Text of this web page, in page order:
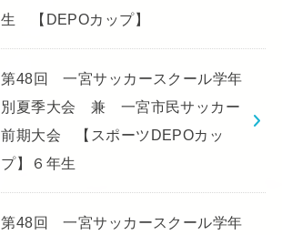
生 【DEPOカップ】
第48回 一宮サッカースクール学年
別夏季大会 兼 一宮市民サッカー
前期大会 【スポーツDEPOカッ
プ】６年生
第48回 一宮サッカースクール学年